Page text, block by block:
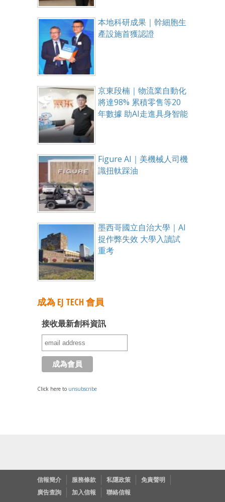
本地科研成果｜幹細胞生
產設施首獲認證
京東段楠｜物流業自動化
將達98% 累積零售等20
年數據 助AI走進具身智能
Figure AI｜美機械人司機
識扭軚踩油
墨西哥國立自治大學｜AI
捉作弊失效 大學入讀試
重考
成為 EJ TECH 會員
接收最新創科資訊
Click here to unsubscribe
信報簡介 服務條款 私隱政策
免責聲明
廣告查詢
加入信報 聯絡信報